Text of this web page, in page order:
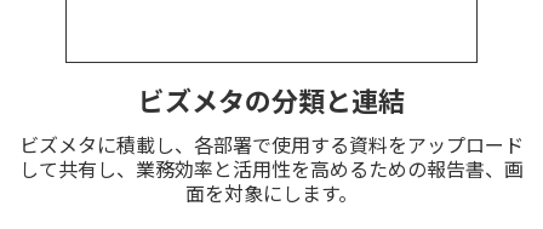
ビズメタの分類と連結
ビズメタに積載し、各部署で使用する資料をアップロード
して共有し、業務効率と活用性を高めるための報告書、画
面を対象にします。